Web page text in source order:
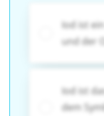
Iod ist
und der
Iod ist
dem